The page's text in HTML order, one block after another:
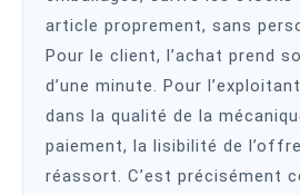
article proprement, sans
Pour le client, l’achat prend
d’une minute. Pour
dans la qualité de la
paiement, la lisibilité de
réassort. C’est précisément